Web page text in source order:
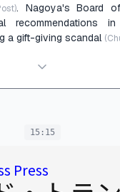
. Nagoya's Board
recommendations
a gift-giving scandal
15:15
Press